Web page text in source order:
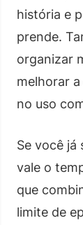
história e
prende.
organizar
melhorar
no uso
Se você já
vale o
que
limite de